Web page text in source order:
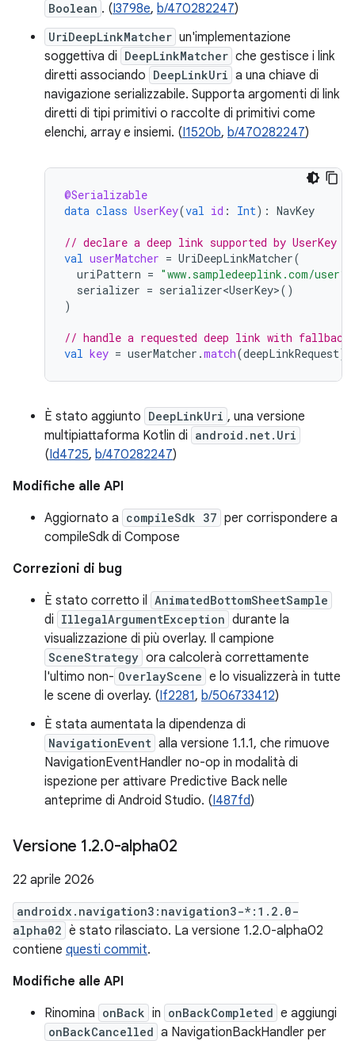
Boolean . (I3798e, b/470282247)
UriDeepLinkMatcher un'implementazione
soggettiva di DeepLinkMatcher che gestisce i link
diretti associando DeepLinkUri a una chiave di
navigazione serializzabile. Supporta argomenti di link
diretti di tipi primitivi o raccolte di primitivi come
elenchi, array e insiemi. (I1520b, b/470282247)
@Serializable
data class UserKey(val id : Int): NavKey
// declare a deep link supported by UserKey
val userMatcher = UriDeepLinkMatcher(
uriPattern = "www.sampledeeplink.com/
serializer = serializer<UserKey>()
)
// handle a requested deep link with fallback
val key = userMatcher .match(deepLinkRequest)
È stato aggiunto DeepLinkUri , una versione
multipiattaforma Kotlin di android.net.Uri
(Id4725, b/470282247)
Modifiche alle API
Aggiornato a compileSdk 37 per corrispondere a
compileSdk di Compose
Correzioni di bug
È stato corretto il AnimatedBottomSheetSample
di IllegalArgumentException durante la
visualizzazione di più overlay. Il campione
SceneStrategy ora calcolerà correttamente
l'ultimo non- OverlayScene e lo visualizzerà in tutte
le scene di overlay. (If2281, b/506733412)
È stata aumentata la dipendenza di
NavigationEvent alla versione 1.1.1, che rimuove
NavigationEventHandler no-op in modalità di
ispezione per attivare Predictive Back nelle
anteprime di Android Studio. (I487fd)
Versione 1.2.0-alpha02
22 aprile 2026
androidx.navigation3:navigation3-*:1.2.0-
alpha02 è stato rilasciato. La versione 1.2.0-alpha02
contiene questi commit.
Modifiche alle API
Rinomina onBack in onBackCompleted e aggiungi
onBackCancelled a NavigationBackHandler per